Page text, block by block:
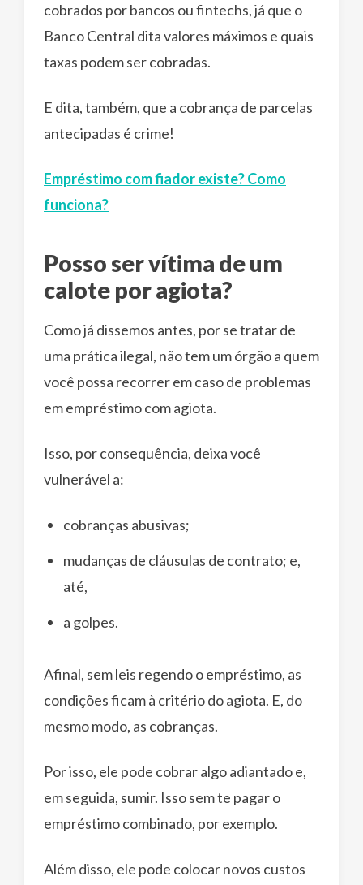
cobrados por bancos ou fintechs, já que o
Banco Central dita valores máximos e quais
taxas podem ser cobradas.
E dita, também, que a cobrança de parcelas
antecipadas é crime!
Empréstimo com fiador existe? Como
funciona?
Posso ser vítima de um
calote por agiota?
Como já dissemos antes, por se tratar de
uma prática ilegal, não tem um órgão a quem
você possa recorrer em caso de problemas
em empréstimo com agiota.
Isso, por consequência, deixa você
vulnerável a:
cobranças abusivas;
mudanças de cláusulas de contrato; e,
até,
a golpes.
Afinal, sem leis regendo o empréstimo, as
condições ficam à critério do agiota. E, do
mesmo modo, as cobranças.
Por isso, ele pode cobrar algo adiantado e,
em seguida, sumir. Isso sem te pagar o
empréstimo combinado, por exemplo.
Além disso, ele pode colocar novos custos